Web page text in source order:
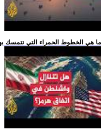
.. ما هي الخطوط الحمراء التي تتمسك